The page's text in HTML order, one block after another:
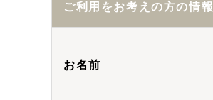
ご利用をお考えの方の情報
お名前